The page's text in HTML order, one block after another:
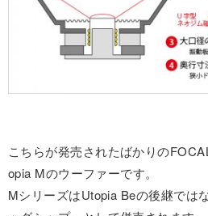
こちらが発売されたばかりの
opia Mのウーファーです。
MシリーズはUtopia Beの後継では